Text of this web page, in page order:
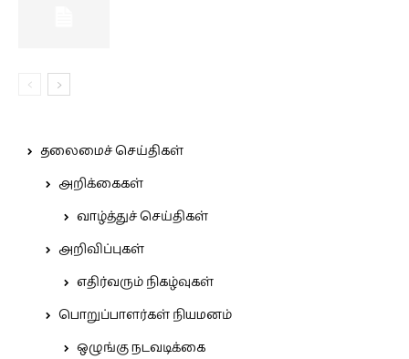
தலைமைச் செய்திகள்
அறிக்கைகள்
வாழ்த்துச் செய்திகள்
அறிவிப்புகள்
எதிர்வரும் நிகழ்வுகள்
பொறுப்பாளர்கள் நியமனம்
ஒழுங்கு நடவடிக்கை